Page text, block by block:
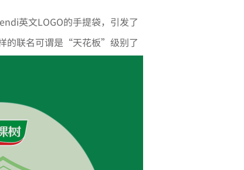
英文LOGO的手提袋，引发了
的联名可谓是“天花板”级别了